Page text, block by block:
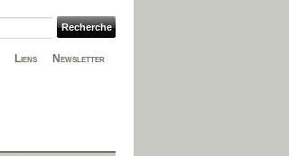
Newsletter
Liens